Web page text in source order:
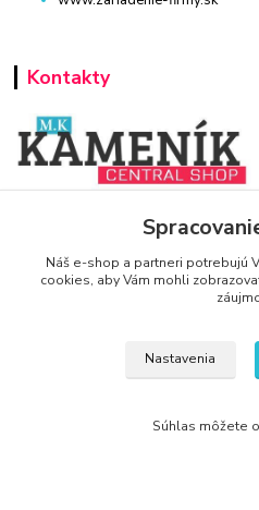
Kontakty
www.zariadenie-firmy.sk
+421 940 949 000
Náš e-shop a partneri potrebujú
cookies, aby Vám mohli
Nastavenia
Súhlas môžete